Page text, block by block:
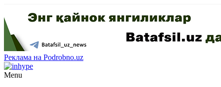
Реклама на Podrobno.uz
Menu